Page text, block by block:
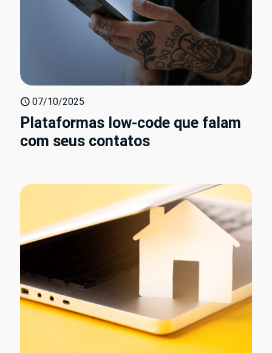
07/10/2025
Plataformas low-code que falam
com seus contatos